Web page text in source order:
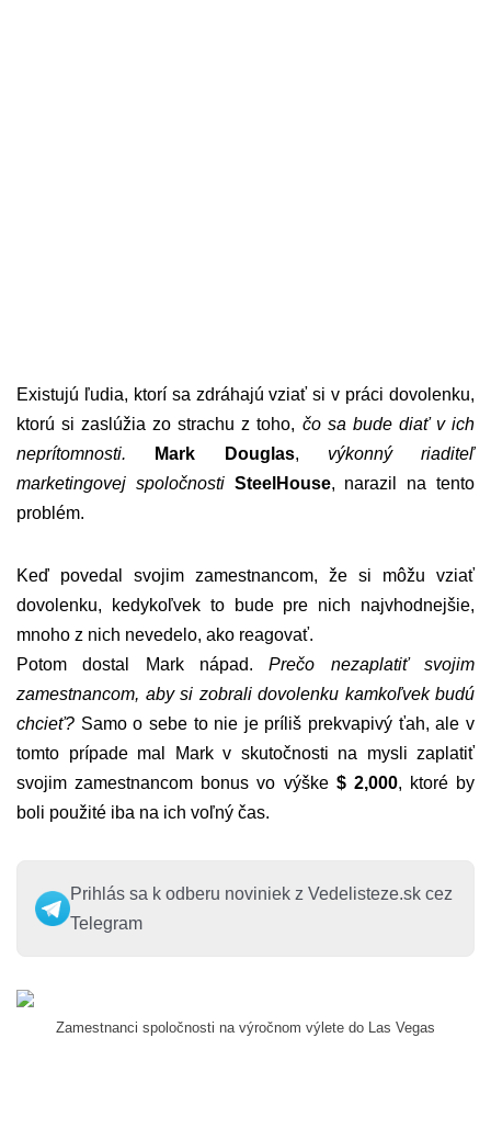
Existujú ľudia, ktorí sa zdráhajú vziať si v práci dovolenku,
ktorú si zaslúžia zo strachu z toho, čo sa bude diať v ich
neprítomnosti.
Mark Douglas, výkonný riaditeľ
marketingovej spoločnosti SteelHouse, narazil na tento
problém.
Keď povedal svojim zamestnancom, že si môžu vziať
dovolenku, kedykoľvek to bude pre nich najvhodnejšie,
mnoho z nich nevedelo, ako reagovať.
Potom dostal Mark nápad.Prečo nezaplatiť svojim
zamestnancom, aby si zobrali dovolenku kamkoľvek budú
chcieť? Samo o sebe to nie je príliš prekvapivý ťah, ale v
tomto prípade mal Mark v skutočnosti na mysli zaplatiť
svojim zamestnancom bonus vo výške $ 2,000, ktoré by
boli použité iba na ich voľný čas.
Prihlás sa k odberu noviniek z Vedelisteze.sk cez
Telegram
Zamestnanci spoločnosti na výročnom výlete do Las Vegas